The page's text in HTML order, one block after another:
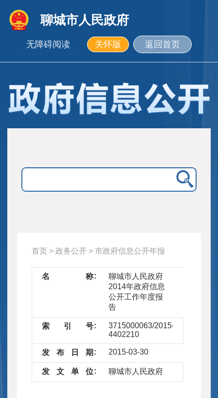
聊城市人民政府
无障碍阅读 关怀版 返回首页
首页 > 政务公开 > 市政府信息公开年报
名 称
聊城市人民政府
2014年政府信息
公开工作年度报
告
索 引 号
3715000063/2015-
4402210
发 布 日 期 2015-03-30
发 文 单 位 聊城市人民政府